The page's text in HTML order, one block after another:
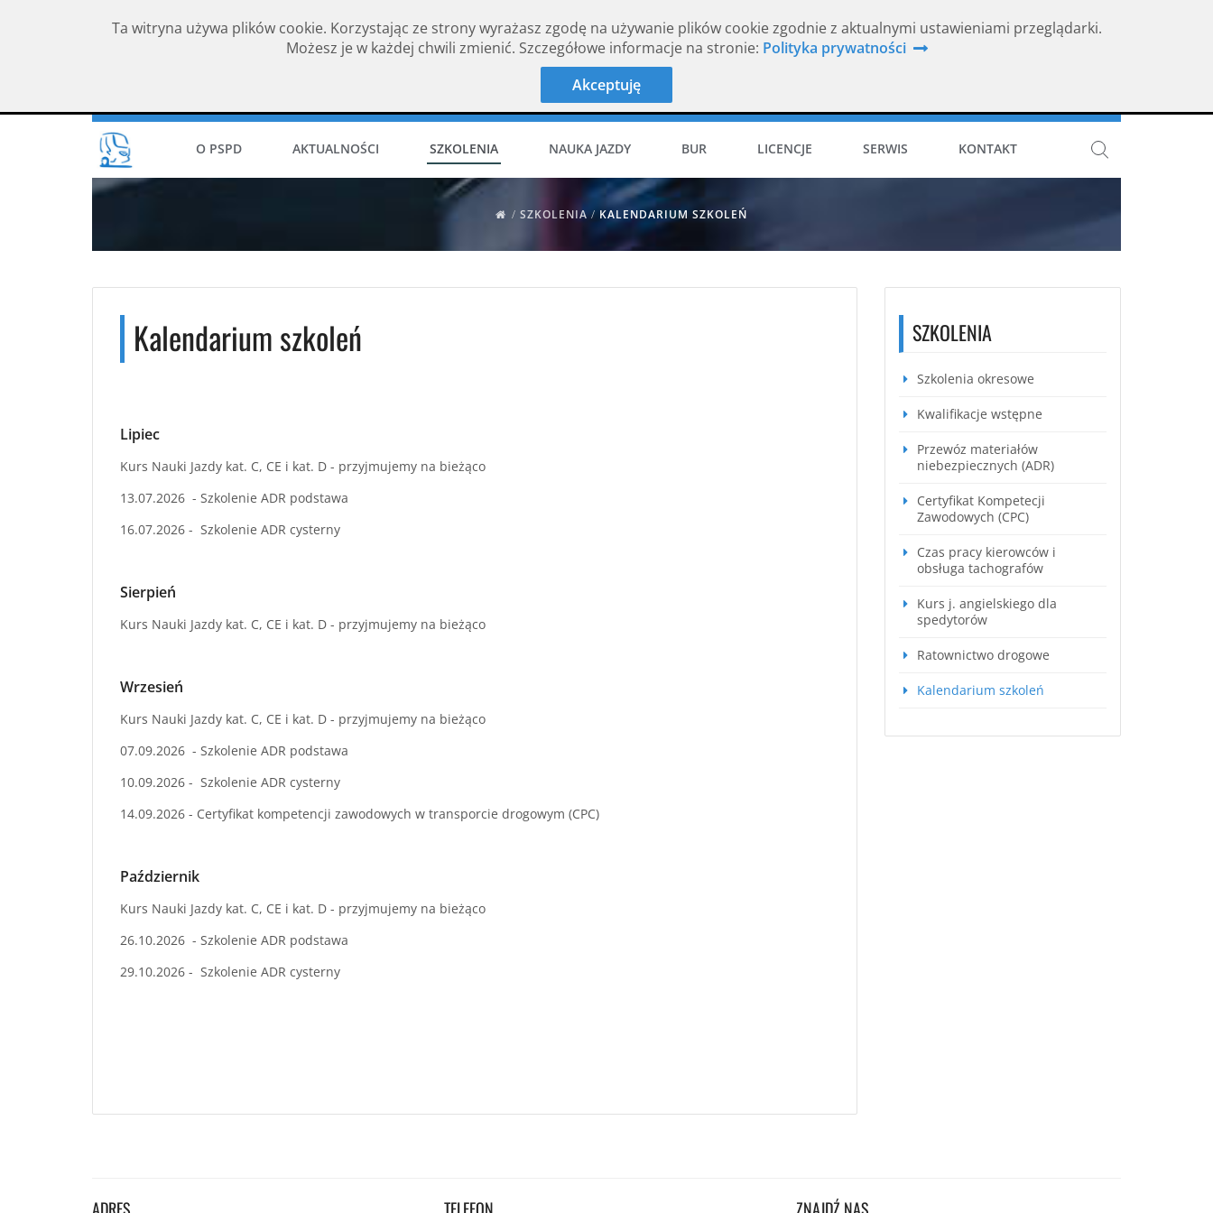
O PSPD AKTUALNOŚCI SZKOLENIA NAUKA JAZDY BUR LICENCJE SERWIS KONTAKT
/ SZKOLENIA/KALENDARIUM SZKOLEŃ
Kalendarium szkoleń
Lipiec
Kurs Nauki Jazdy kat. C, CE i kat. D - przyjmujemy na bieżąco
13.07.2026 - Szkolenie ADR podstawa
16.07.2026 - Szkolenie ADR cysterny
Sierpień
Kurs Nauki Jazdy kat. C, CE i kat. D - przyjmujemy na bieżąco
Wrzesień
Kurs Nauki Jazdy kat. C, CE i kat. D - przyjmujemy na bieżąco
07.09.2026 - Szkolenie ADR podstawa
10.09.2026 - Szkolenie ADR cysterny
14.09.2026 - Certyfikat kompetencji zawodowych w transporcie drogowym (CPC)
Październik
Kurs Nauki Jazdy kat. C, CE i kat. D - przyjmujemy na bieżąco
26.10.2026 - Szkolenie ADR podstawa
29.10.2026 - Szkolenie ADR cysterny
SZKOLENIA
Szkolenia okresowe
Kwalifikacje wstępne
Przewóz materiałów
niebezpiecznych (ADR)
Certyfikat Kompetecji
Zawodowych (CPC)
Czas pracy kierowców i
obsługa tachografów
Kurs j. angielskiego dla
spedytorów
Ratownictwo drogowe
Kalendarium szkoleń
Ta witryna używa plików cookie. Korzystając ze strony wyrażasz zgodę na używanie plików cookie zgodnie z aktualnymi ustawieniami przeglądarki.
Możesz je w każdej chwili zmienić. Szczegółowe informacje na stronie: Polityka prywatności
Akceptuję